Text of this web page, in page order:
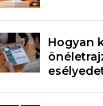
Hogyan